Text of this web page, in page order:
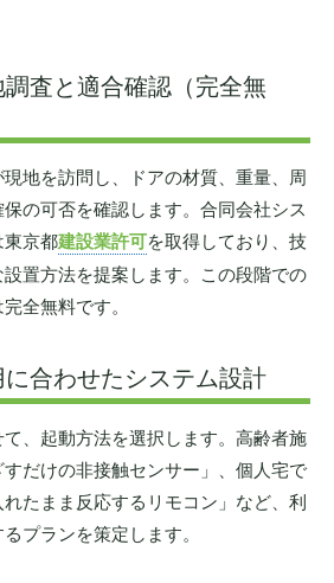
査と適合確認（完全無
地を訪問し、ドアの材質、重量、周
の可否を確認します。合同会社シス
京都建設業許可を取得しており、技
置方法を提案します。この段階での
全無料です。
合わせたシステム設計
、起動方法を選択します。高齢者施
だけの非接触センサー」、個人宅で
たまま反応するリモコン」など、利
プランを策定します。